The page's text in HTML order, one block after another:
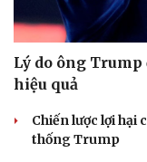
Lý do ông
hiệu quả
Chiến lược lợi hại
thống Trump